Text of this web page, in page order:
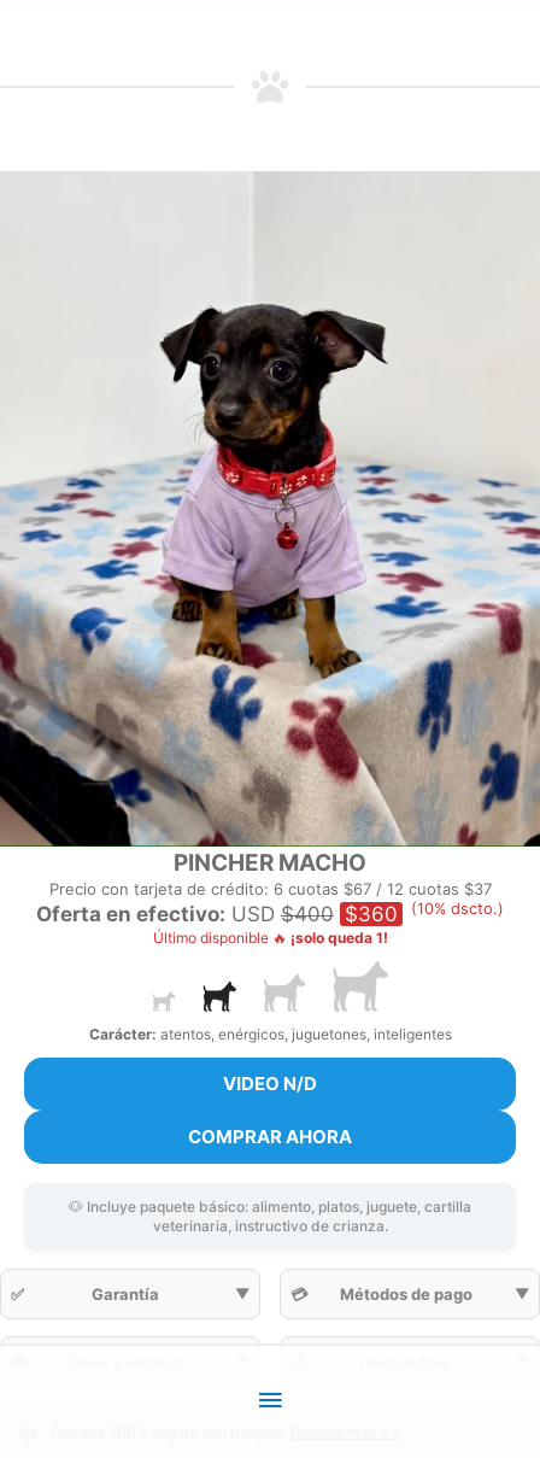
Menú
PINCHER MACHO
Precio con tarjeta de crédito: 6 cuotas $67 / 12 cuotas $37
Oferta en efectivo: USD $400 $360
(10% dscto.)
Último disponible 🔥 ¡solo queda 1!
Carácter: atentos, enérgicos, juguetones, inteligentes
VIDEO N/D
COMPRAR AHORA
🐶 Incluye paquete básico: alimento, platos, juguete, cartilla
veterinaria, instructivo de crianza.
✅ Garantía ▼ 💳 Métodos de pago ▼